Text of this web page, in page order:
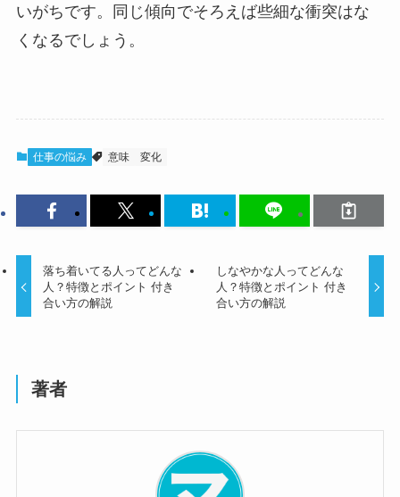
いがちです。同じ傾向でそろえば些細な衝突はな
くなるでしょう。
仕事の悩み 意味 変化
落ち着いてる人ってどんな
人？特徴とポイント 付き
合い方の解説
しなやかな人ってどんな
人？特徴とポイント 付き
合い方の解説
著者